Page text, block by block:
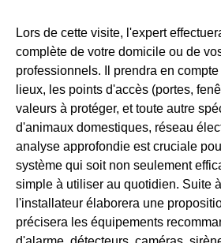
Lors de cette visite, l'expert
complète de votre domicile ou de
professionnels. Il prendra en
lieux, les points d'accès (portes,
valeurs à protéger, et toute autre
d'animaux domestiques, réseau
analyse approfondie est cruciale
système qui soit non seulement
simple à utiliser au quotidien. Suite
l'installateur élaborera une
précisera les équipements